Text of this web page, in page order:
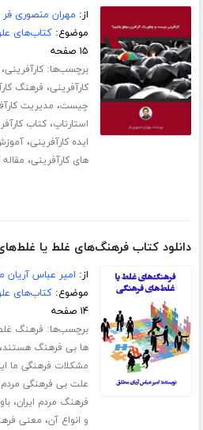
از: مهران منصوری فر
موضوع:کتاب‌های
۱۵ صفحه
برچسب‌ها:کارآفرینی
کارآفرینی، فرهنگ
چیست، مدیریت
استارتاپ،کتاب
ایده کارآفرینی،
های کارآفرینی،
دانلود کتاب فرهنگ‌های غلط یا
از: امیر عباس آریان
موضوع:کتاب‌های
۱۴ صفحه
برچسب‌ها: فرهنگ
ها بی فرهنگ هستند،
مشکلات فرهنگی ما
علت بی فرهنگی مردم
فرهنگ مردم ایران،
و انواع آن، معنی